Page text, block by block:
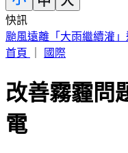
快訊
颱風遠離「大雨繼續灌
首頁
國際
改善霧霾
電